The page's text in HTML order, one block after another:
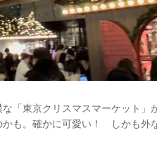
「東京クリスマスマーケット」
も。確かに可愛い！ しかも外